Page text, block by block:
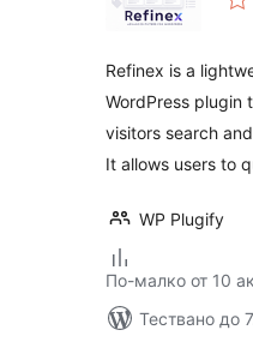
Refinex is a
WordPress plugin
visitors search
It allows users to
WP Plugify
По-малко от 10
Тествано до